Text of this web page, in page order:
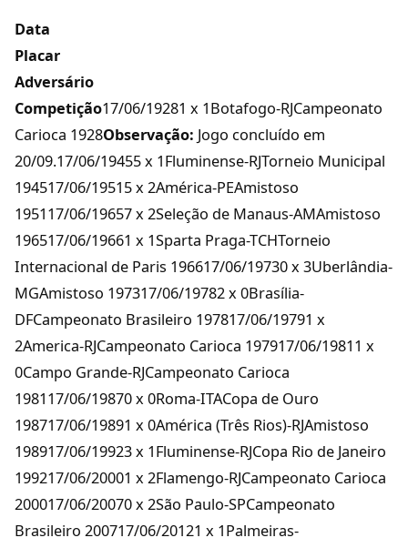
Data
Placar
Adversário
Competição17/06/19281 x 1Botafogo-RJCampeonato
Carioca 1928Observação: Jogo concluído em
20/09.17/06/19455 x 1Fluminense-RJTorneio Municipal
194517/06/19515 x 2América-PEAmistoso
195117/06/19657 x 2Seleção de Manaus-AMAmistoso
196517/06/19661 x 1Sparta Praga-TCHTorneio
Internacional de Paris 196617/06/19730 x 3Uberlândia-
MGAmistoso 197317/06/19782 x 0Brasília-
DFCampeonato Brasileiro 197817/06/19791 x
2America-RJCampeonato Carioca 197917/06/19811 x
0Campo Grande-RJCampeonato Carioca
198117/06/19870 x 0Roma-ITACopa de Ouro
198717/06/19891 x 0América (Três Rios)-RJAmistoso
198917/06/19923 x 1Fluminense-RJCopa Rio de Janeiro
199217/06/20001 x 2Flamengo-RJCampeonato Carioca
200017/06/20070 x 2São Paulo-SPCampeonato
Brasileiro 200717/06/20121 x 1Palmeiras-